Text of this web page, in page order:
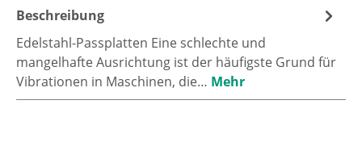
Beschreibung
Edelstahl-Passplatten Eine schlechte und
mangelhafte Ausrichtung ist der häufigste Grund für
Vibrationen in Maschinen, die… Mehr